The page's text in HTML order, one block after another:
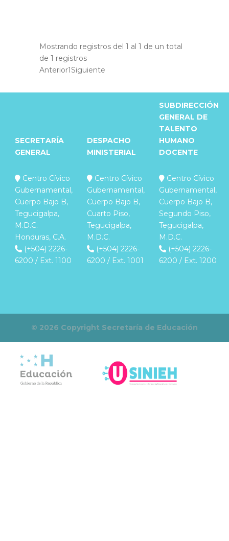
Mostrando registros del 1 al 1 de un total
de 1 registros
Anterior1Siguiente
SECRETARÍA
GENERAL
DESPACHO
MINISTERIAL
SUBDIRECCIÓN
GENERAL DE
TALENTO
HUMANO
DOCENTE
Centro Cívico
Gubernamental,
Cuerpo Bajo B,
Tegucigalpa,
M.D.C.
Honduras, C.A.
(+504) 2226-
6200 / Ext. 1100
Centro Cívico
Gubernamental,
Cuerpo Bajo B,
Cuarto Piso,
Tegucigalpa,
M.D.C.
(+504) 2226-
6200 / Ext. 1001
Centro Cívico
Gubernamental,
Cuerpo Bajo B,
Segundo Piso,
Tegucigalpa,
M.D.C.
(+504) 2226-
6200 / Ext. 1200
© 2026 Copyright Secretaría de Educación